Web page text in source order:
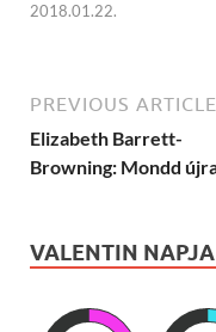
2018.01.22.
PREVIOUS ARTICLE
Elizabeth Barrett-
Browning: Mondd
VALENTIN